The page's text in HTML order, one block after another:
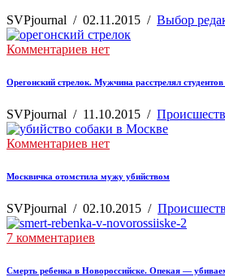
SVPjournal / 02.11.2015 / Выбор
Комментариев нет
Орегонский стрелок. Мужчина расстрелял
SVPjournal / 11.10.2015 /
Комментариев нет
Москвичка отомстила мужу убийством
SVPjournal / 02.10.2015 /
7 комментариев
Смерть ребенка в Новороссийске. Опекая —